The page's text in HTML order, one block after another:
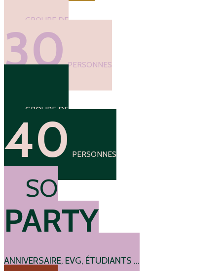
GROUPE DE
30PERSONNES
GROUPE DE
40 PERSONNES
SO
PARTY
ANNIVERSAIRE, EVG, ÉTUDIANTS ...